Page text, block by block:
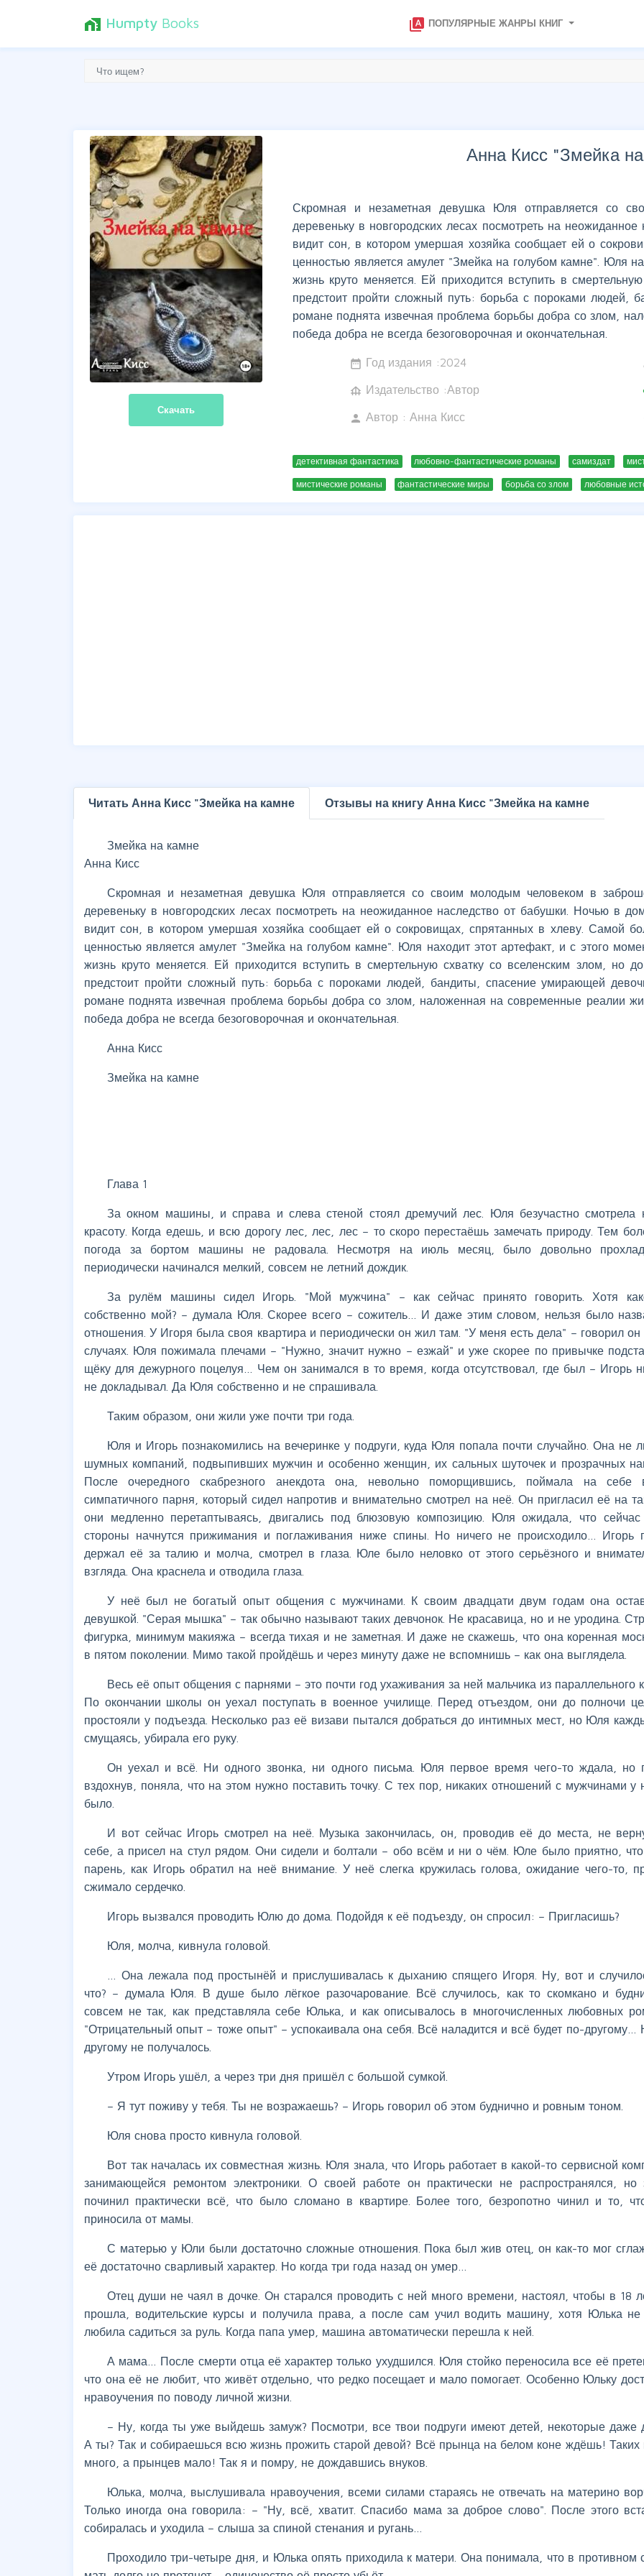
home_work Humpty Books type_specimen ПОПУЛЯРНЫЕ ЖАНРЫ КНИГ
Скачать
Анна Кисс "Змейка
Скромная и незаметная девушка Юля отправляется со
деревеньку в новгородских лесах посмотреть на
видит сон, в котором умершая хозяйка сообщает ей о
ценностью является амулет "Змейка на голубом камне". Юля
жизнь круто меняется. Ей приходится вступить в
предстоит пройти сложный путь: борьба с пороками людей,
романе поднята извечная проблема борьбы добра со злом,
победа добра не всегда безоговорочная и окончательная.
date_range Год издания :2024
foundation Издательство :Автор
person Автор : Анна Кисс
детективная фантастика любовно-фантастические романы самиздат
мистические романы фантастические миры борьба со злом любовные
Читать Анна Кисс "Змейка на камне Отзывы на книгу Анна Кисс "Змейка на камне
Змейка на камне
Анна Кисс
Скромная и незаметная девушка Юля отправляется со своим молодым человеком в
деревеньку в новгородских лесах посмотреть на неожиданное наследство от бабушки. Ночью в
видит сон, в котором умершая хозяйка сообщает ей о сокровищах, спрятанных в хлеву. Самой
ценностью является амулет "Змейка на голубом камне". Юля находит этот артефакт, и с этого
жизнь круто меняется. Ей приходится вступить в смертельную схватку со вселенским злом, но до
предстоит пройти сложный путь: борьба с пороками людей, бандиты, спасение умирающей
романе поднята извечная проблема борьбы добра со злом, наложенная на современные реалии
победа добра не всегда безоговорочная и окончательная.
Анна Кисс
Змейка на камне
Глава 1
За окном машины, и справа и слева стеной стоял дремучий лес. Юля безучастно смотрела
красоту. Когда едешь, и всю дорогу лес, лес, лес – то скоро перестаёшь замечать природу. Тем
погода за бортом машины не радовала. Несмотря на июль месяц, было довольно
периодически начинался мелкий, совсем не летний дождик.
За рулём машины сидел Игорь. "Мой мужчина" – как сейчас принято говорить. Хотя
собственно мой? – думала Юля. Скорее всего – сожитель… И даже этим словом, нельзя было
отношения. У Игоря была своя квартира и периодически он жил там. "У меня есть дела" – говорил он
случаях. Юля пожимала плечами – "Нужно, значит нужно – езжай" и уже скорее по привычке
щёку для дежурного поцелуя… Чем он занимался в то время, когда отсутствовал, где был – Игорь
не докладывал. Да Юля собственно и не спрашивала.
Таким образом, они жили уже почти три года.
Юля и Игорь познакомились на вечеринке у подруги, куда Юля попала почти случайно. Она не
шумных компаний, подвыпивших мужчин и особенно женщин, их сальных шуточек и прозрачных
После очередного скабрезного анекдота она, невольно поморщившись, поймала на себе
симпатичного парня, который сидел напротив и внимательно смотрел на неё. Он пригласил её на
они медленно перетаптываясь, двигались под блюзовую композицию. Юля ожидала, что
стороны начнутся прижимания и поглаживания ниже спины. Но ничего не происходило… Игорь
держал её за талию и молча, смотрел в глаза. Юле было неловко от этого серьёзного и
взгляда. Она краснела и отводила глаза.
У неё был не богатый опыт общения с мужчинами. К своим двадцати двум годам она
девушкой. "Серая мышка" – так обычно называют таких девчонок. Не красавица, но и не уродина.
фигурка, минимум макияжа – всегда тихая и не заметная. И даже не скажешь, что она коренная
в пятом поколении. Мимо такой пройдёшь и через минуту даже не вспомнишь – как она выглядела.
Весь её опыт общения с парнями – это почти год ухаживания за ней мальчика из параллельного
По окончании школы он уехал поступать в военное училище. Перед отъездом, они до полночи
простояли у подъезда. Несколько раз её визави пытался добраться до интимных мест, но Юля
смущаясь, убирала его руку.
Он уехал и всё. Ни одного звонка, ни одного письма. Юля первое время чего-то ждала, но
вздохнув, поняла, что на этом нужно поставить точку. С тех пор, никаких отношений с мужчинами у
было.
И вот сейчас Игорь смотрел на неё. Музыка закончилась, он, проводив её до места, не
себе, а присел на стул рядом. Они сидели и болтали – обо всём и ни о чём. Юле было приятно, что
парень, как Игорь обратил на неё внимание. У неё слегка кружилась голова, ожидание чего-то,
сжимало сердечко.
Игорь вызвался проводить Юлю до дома. Подойдя к её подъезду, он спросил: – Пригласишь?
Юля, молча, кивнула головой.
… Она лежала под простынёй и прислушивалась к дыханию спящего Игоря. Ну, вот и
что? – думала Юля. В душе было лёгкое разочарование. Всё случилось, как то скомкано и
совсем не так, как представляла себе Юлька, и как описывалось в многочисленных любовных
"Отрицательный опыт – тоже опыт" – успокаивала она себя. Всё наладится и всё будет по-другому…
другому не получалось.
Утром Игорь ушёл, а через три дня пришёл с большой сумкой.
– Я тут поживу у тебя. Ты не возражаешь? – Игорь говорил об этом буднично и ровным тоном.
Юля снова просто кивнула головой.
Вот так началась их совместная жизнь. Юля знала, что Игорь работает в какой-то сервисной
занимающейся ремонтом электроники. О своей работе он практически не распространялся, но
починил практически всё, что было сломано в квартире. Более того, безропотно чинил и то,
приносила от мамы.
С матерью у Юли были достаточно сложные отношения. Пока был жив отец, он как-то мог
её достаточно сварливый характер. Но когда три года назад он умер…
Отец души не чаял в дочке. Он старался проводить с ней много времени, настоял, чтобы в 18
прошла, водительские курсы и получила права, а после сам учил водить машину, хотя Юлька не
любила садиться за руль. Когда папа умер, машина автоматически перешла к ней.
А мама… После смерти отца её характер только ухудшился. Юля стойко переносила все её
что она её не любит, что живёт отдельно, что редко посещает и мало помогает. Особенно Юльку
нравоучения по поводу личной жизни.
– Ну, когда ты уже выйдешь замуж? Посмотри, все твои подруги имеют детей, некоторые даже
А ты? Так и собираешься всю жизнь прожить старой девой? Всё прынца на белом коне ждёшь! Таких
много, а прынцев мало! Так я и помру, не дождавшись внуков.
Юлька, молча, выслушивала нравоучения, всеми силами стараясь не отвечать на материно
Только иногда она говорила: – "Ну, всё, хватит. Спасибо мама за доброе слово". После этого
собиралась и уходила – слыша за спиной стенания и ругань…
Проходило три-четыре дня, и Юлька опять приходила к матери. Она понимала, что в противном